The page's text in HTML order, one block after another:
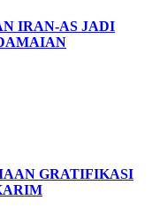
IRAN-AS JADI
GRATIFIKASI